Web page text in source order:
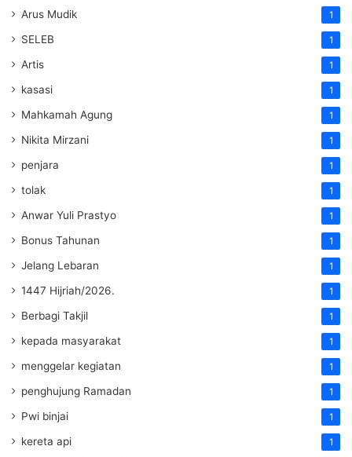
Arus Mudik 1
SELEB 1
Artis 1
kasasi 1
Mahkamah Agung 1
Nikita Mirzani 1
penjara 1
tolak 1
Anwar Yuli Prastyo 1
Bonus Tahunan 1
Jelang Lebaran 1
1447 Hijriah/2026. 1
Berbagi Takjil 1
kepada masyarakat 1
menggelar kegiatan 1
penghujung Ramadan 1
Pwi binjai 1
kereta api 1